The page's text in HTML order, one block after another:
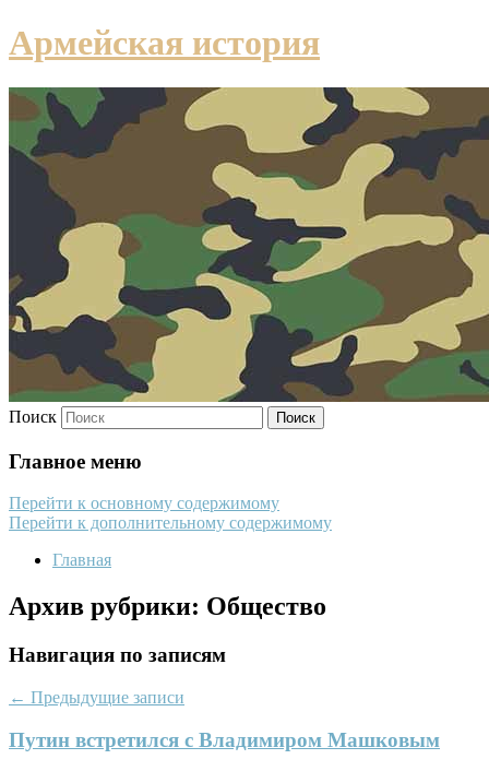
Армейская история
Поиск
Главное меню
Перейти к основному содержимому
Перейти к дополнительному содержимому
Главная
Архив рубрики: Общество
Навигация по записям
← Предыдущие записи
Путин встретился с Владимиром Машковым